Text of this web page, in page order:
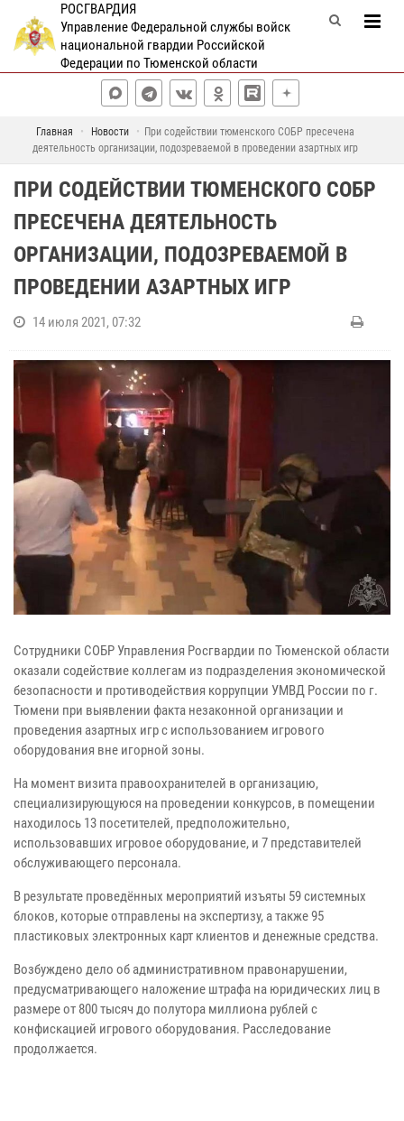
РОСГВАРДИЯ
Управление Федеральной службы войск
национальной гвардии Российской
Федерации по Тюменской области
Главная Новости
При содействии тюменского СОБР пресечена
деятельность организации, подозреваемой в проведении азартных игр
ПРИ СОДЕЙСТВИИ ТЮМЕНСКОГО СОБР
ПРЕСЕЧЕНА ДЕЯТЕЛЬНОСТЬ
ОРГАНИЗАЦИИ, ПОДОЗРЕВАЕМОЙ В
ПРОВЕДЕНИИ АЗАРТНЫХ ИГР
14 июля 2021, 07:32
Сотрудники СОБР Управления Росгвардии по Тюменской области
оказали содействие коллегам из подразделения экономической
безопасности и противодействия коррупции УМВД России по г.
Тюмени при выявлении факта незаконной организации и
проведения азартных игр с использованием игрового
оборудования вне игорной зоны.
На момент визита правоохранителей в организацию,
специализирующуюся на проведении конкурсов, в помещении
находилось 13 посетителей, предположительно,
использовавших игровое оборудование, и 7 представителей
обслуживающего персонала.
В результате проведённых мероприятий изъяты 59 системных
блоков, которые отправлены на экспертизу, а также 95
пластиковых электронных карт клиентов и денежные средства.
Возбуждено дело об административном правонарушении,
предусматривающего наложение штрафа на юридических лиц в
размере от 800 тысяч до полутора миллиона рублей с
конфискацией игрового оборудования. Расследование
продолжается.